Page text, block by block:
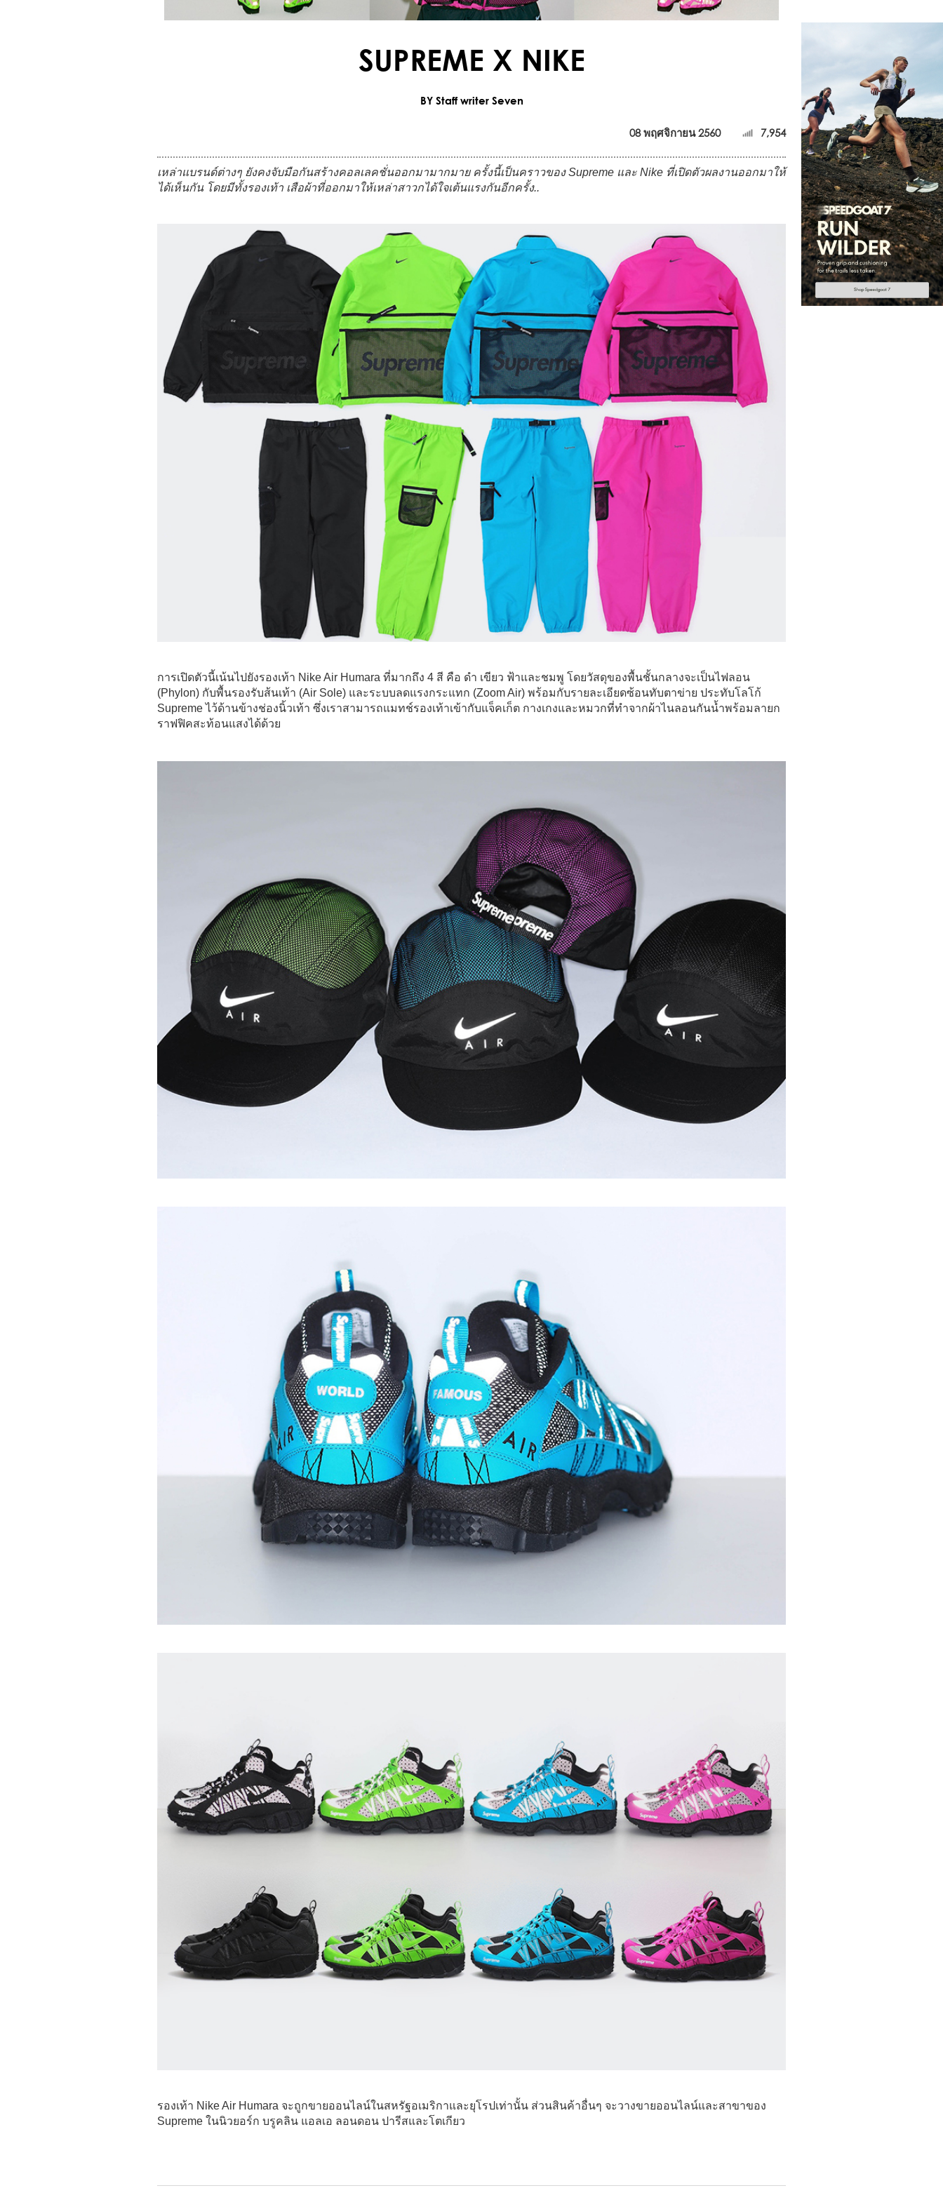
SUPREME X NIKE
BY Staff writer Seven
08 พฤศจิกายน 2560 7,954
เหล่าแบรนด์ต่างๆ ยังคงจับมือกันสร้างคอลเลคชั่นออกมามากมาย ครั้งนี้เป็นคราวของ Supreme และ Nike ที่เปิดตัวผลงานออกมาให้
ได้เห็นกัน โดยมีทั้งรองเท้า เสือผ้าที่ออกมาให้เหล่าสาวกได้ใจเต้นแรงกันอีกครั้ง..
การเปิดตัวนี้เน้นไปยังรองเท้า Nike Air Humara ที่มากถึง 4 สี คือ ดำ เขียว ฟ้าและชมพู โดยวัสดุของพื้นชั้นกลางจะเป็นไฟลอน
(Phylon) กับพื้นรองรับส้นเท้า (Air Sole) และระบบลดแรงกระแทก (Zoom Air) พร้อมกับรายละเอียดซ้อนทับตาข่าย ประทับโลโก้
Supreme ไว้ด้านข้างช่องนิ้วเท้า ซึ่งเราสามารถแมทช์รองเท้าเข้ากับแจ็คเก็ต กางเกงและหมวกที่ทำจากผ้าไนลอนกันน้ำพร้อมลายก
ราฟฟิคสะท้อนแสงได้ด้วย
รองเท้า Nike Air Humara จะถูกขายออนไลน์ในสหรัฐอเมริกาและยุโรปเท่านั้น ส่วนสินค้าอื่นๆ จะวางขายออนไลน์และสาขาของ
Supreme ในนิวยอร์ก บรูคลิน แอลเอ ลอนดอน ปารีสและโตเกียว